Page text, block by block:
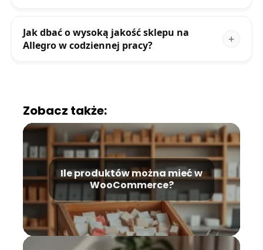
Jak dbać o wysoką jakość sklepu na
Allegro w codziennej pracy?
Zobacz także:
Ile produktów można mieć w
WooCommerce?